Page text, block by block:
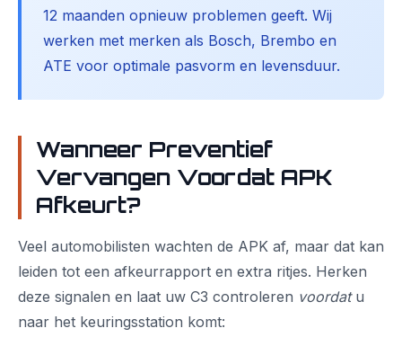
12 maanden opnieuw problemen geeft. Wij
werken met merken als Bosch, Brembo en
ATE voor optimale pasvorm en levensduur.
Wanneer Preventief
Vervangen Voordat APK
Afkeurt?
Veel automobilisten wachten de APK af, maar dat kan
leiden tot een afkeurrapport en extra ritjes. Herken
deze signalen en laat uw C3 controleren voordatu
naar het keuringsstation komt: